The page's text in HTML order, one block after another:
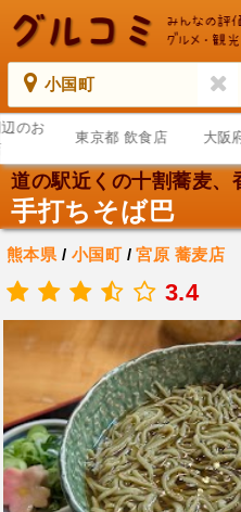
小国町
のお
東京都 飲食店 大阪
道の駅近くの十割蕎麦、
手打ちそば巴
熊本県 / 小国町/宮原 蕎麦店
3.4